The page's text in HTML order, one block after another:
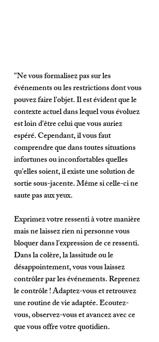
"Ne vous formalisez pas sur les
événements ou les restrictions dont vous
pouvez faire l'objet. Il est évident que le
contexte actuel dans lequel vous évoluez
est loin d'être celui que vous auriez
espéré. Cependant, il vous faut
comprendre que dans toutes situations
infortunes ou inconfortables quelles
qu'elles soient, il existe une solution de
sortie sous-jacente. Même si celle-ci ne
saute pas aux yeux.
Exprimez votre ressenti à votre manière
mais ne laissez rien ni personne vous
bloquer dans l'expression de ce ressenti.
Dans la colère, la lassitude ou le
désappointement, vous vous laissez
contrôler par les événements. Reprenez
le contrôle ! Adaptez-vous et retrouvez
une routine de vie adaptée. Ecoutez-
vous, observez-vous et avancez avec ce
que vous offre votre quotidien.